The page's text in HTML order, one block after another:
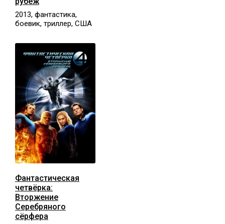
2013, фантастика,
боевик, триллер, США
Фантастическая
четвёрка:
Вторжение
Серебряного
сёрфера